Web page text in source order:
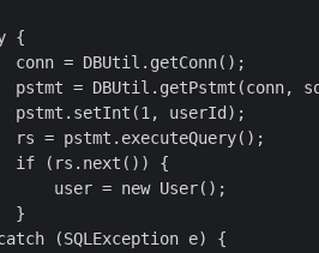
{
conn = DBUtil.getConn();
pstmt = DBUtil.getPstmt(conn,
pstmt.setInt(1, userId);
rs = pstmt.executeQuery();
if (rs.next()) {
user = new User();
}
(SQLException e) {